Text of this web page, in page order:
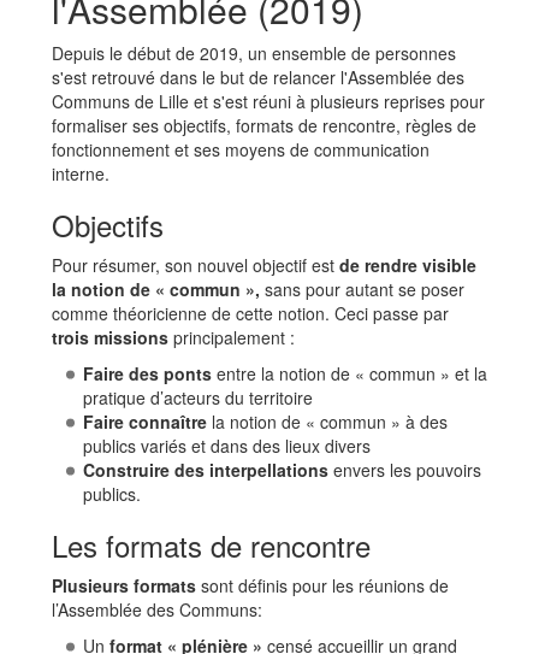
Depuis le début de 2019, un ensemble de personnes
s'est retrouvé dans le but de relancer l'Assemblée des
Communs de Lille et s'est réuni à plusieurs reprises pour
formaliser ses objectifs, formats de rencontre, règles de
fonctionnement et ses moyens de communication
interne.
Objectifs
Pour résumer, son nouvel objectif est de rendre visible
la notion de « commun », sans pour autant se poser
comme théoricienne de cette notion. Ceci passe par
trois missions principalement :
Faire des pontsentre la notion de « commun » et la
pratique d’acteurs du territoire
Faire connaîtrela notion de « commun » à des
publics variés et dans des lieux divers
Construire des interpellationsenvers les pouvoirs
publics.
Les formats de rencontre
Plusieurs formats sont définis pour les réunions de
l’Assemblée des Communs:
Un format « plénière » censé accueillir un grand